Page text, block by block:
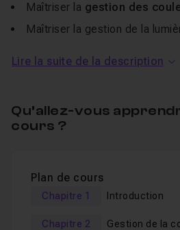
Maîtriser la gestion des
Maîtriser la gestion de la
Tous les fichiers sources vous
Cette formation de retouche
intermédiaire).
Je reste disponible pour
Lire la suite de la description
Qu’allez-vous
cours ?
Plan de cours
Chapitre 1 Introduction
Chapitre 2 Gestion de la